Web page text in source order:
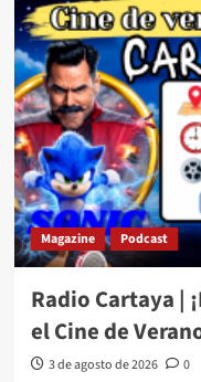
Magazine Podcast
Radio Cartaya |
el Cine de
3 de agosto de 2026 0